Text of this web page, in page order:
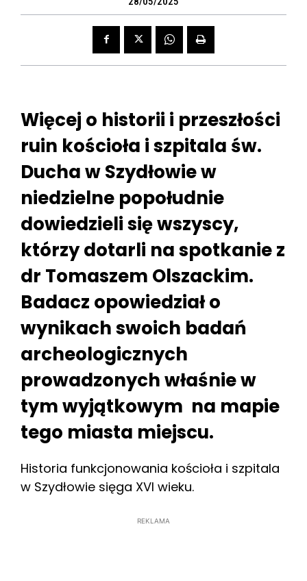
Więcej o historii i przeszłości
ruin kościoła i szpitala św.
Ducha w Szydłowie w
niedzielne popołudnie
dowiedzieli się wszyscy,
którzy dotarli na spotkanie z
dr Tomaszem Olszackim.
Badacz opowiedział o
wynikach swoich badań
archeologicznych
prowadzonych właśnie w
tym wyjątkowym na mapie
tego miasta miejscu.
Historia funkcjonowania kościoła i szpitala
w Szydłowie sięga XVI wieku.
REKLAMA